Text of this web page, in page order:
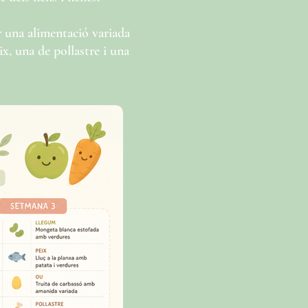
alimentació variada
una de pollastre i una